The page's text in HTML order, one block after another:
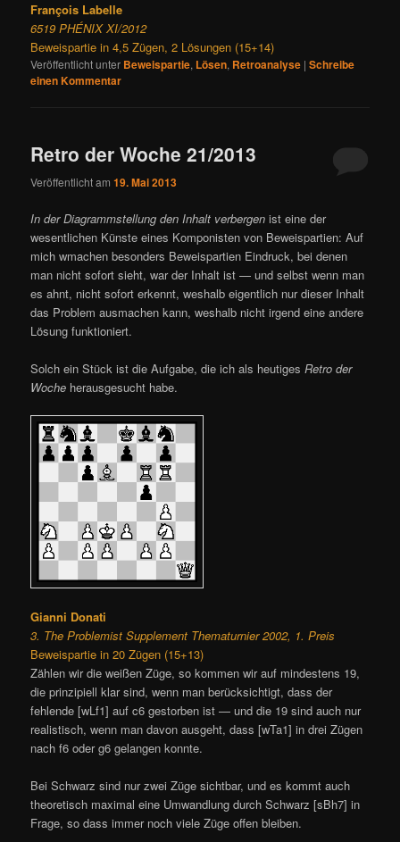
François Labelle
6519 PHÉNIX XI/2012
Beweispartie in 4,5 Zügen, 2 Lösungen (15+14)
Veröffentlicht unter Beweispartie, Lösen, Retroanalyse |Schreibe
einen Kommentar
Retro der Woche 21/2013
Veröffentlicht am19. Mai 2013
In der Diagrammstellung den Inhalt verbergen ist eine der
wesentlichen Künste eines Komponisten von Beweispartien: Auf
mich wmachen besonders Beweispartien Eindruck, bei denen
man nicht sofort sieht, war der Inhalt ist — und selbst wenn man
es ahnt, nicht sofort erkennt, weshalb eigentlich nur dieser Inhalt
das Problem ausmachen kann, weshalb nicht irgend eine andere
Lösung funktioniert.
Solch ein Stück ist die Aufgabe, die ich als heutigesRetro der
Woche herausgesucht habe.
Gianni Donati
3. The Problemist Supplement Thematurnier 2002, 1. Preis
Beweispartie in 20 Zügen (15+13)
Zählen wir die weißen Züge, so kommen wir auf mindestens 19,
die prinzipiell klar sind, wenn man berücksichtigt, dass der
fehlende [wLf1] auf c6 gestorben ist — und die 19 sind auch nur
realistisch, wenn man davon ausgeht, dass [wTa1] in drei Zügen
nach f6 oder g6 gelangen konnte.
Bei Schwarz sind nur zwei Züge sichtbar, und es kommt auch
theoretisch maximal eine Umwandlung durch Schwarz [sBh7] in
Frage, so dass immer noch viele Züge offen bleiben.